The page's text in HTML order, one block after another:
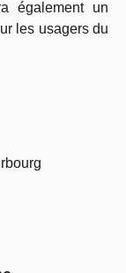
également un
les usagers du